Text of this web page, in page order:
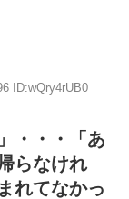
ID:wQry4rUB0
・・・「あ
らなけれ
れてなかっ